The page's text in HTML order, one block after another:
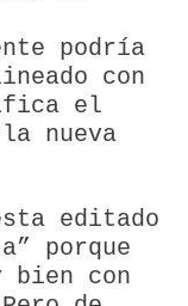
podría
con
el
nueva
editado
porque
bien con